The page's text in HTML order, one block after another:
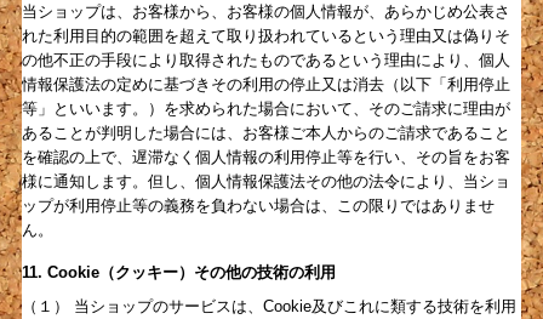
当ショップは、お客様から、お客様の個人情報が、あらかじめ公表さ
れた利用目的の範囲を超えて取り扱われているという理由又は偽りそ
の他不正の手段により取得されたものであるという理由により、個人
情報保護法の定めに基づきその利用の停止又は消去（以下「利用停止
等」といいます。）を求められた場合において、そのご請求に理由が
あることが判明した場合には、お客様ご本人からのご請求であること
を確認の上で、遅滞なく個人情報の利用停止等を行い、その旨をお客
様に通知します。但し、個人情報保護法その他の法令により、当ショ
ップが利用停止等の義務を負わない場合は、この限りではありませ
ん。
11. Cookie（クッキー）その他の技術の利用
（１） 当ショップのサービスは、Cookie及びこれに類する技術を利用